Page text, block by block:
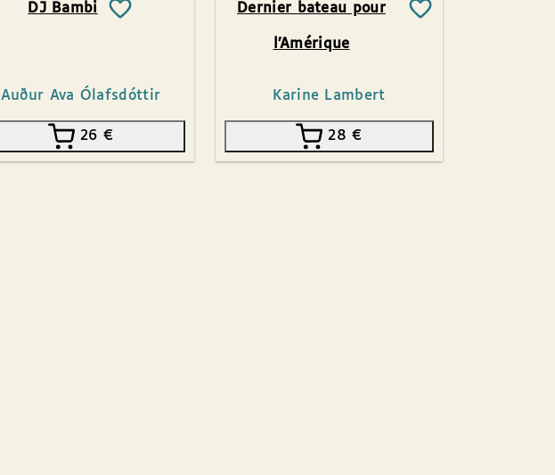
DJ Bambi
Auður Ava Ólafsdóttir
26 €
Dernier bateau pour
l’Amérique
Karine Lambert
28€